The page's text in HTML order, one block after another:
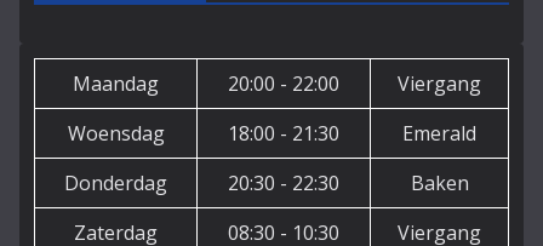
Maandag 20:00 - 22:00
Viergang
Woensdag
18:00 - 21:30
Emerald
Donderdag
20:30 - 22:30
Baken
Zaterdag
08:30 - 10:30 Viergang